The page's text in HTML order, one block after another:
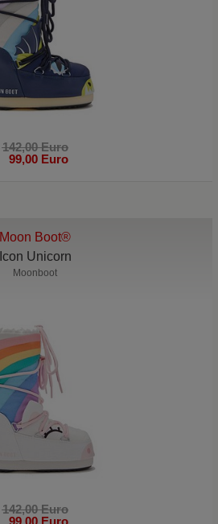
142,00 Euro
99,00 Euro
Moon Boot®
Icon Unicorn
Moonboot
142,00 Euro